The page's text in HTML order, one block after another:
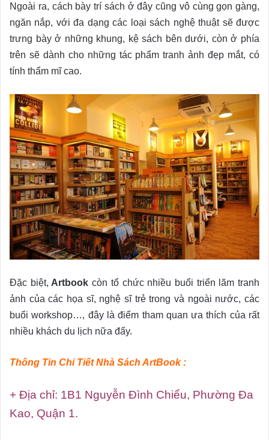
Ngoài ra, cách bày trí sách ở đây cũng vô cùng gọn gàng,
ngăn nắp, với đa dạng các loại sách nghệ thuật sẽ được
trưng bày ở những khung, kệ sách bên dưới, còn ở phía
trên sẽ dành cho những tác phẩm tranh ảnh đẹp mắt, có
tính thẩm mĩ cao.
Đặc biệt, Artbook còn tổ chức nhiều buổi triển lãm tranh
ảnh của các họa sĩ, nghệ sĩ trẻ trong và ngoài nước, các
buổi workshop…, đây là điểm tham quan ưa thích của rất
nhiều khách du lịch nữa đấy.
Thông Tin Chi Tiết Nhà Sách ArtBook :
+ Địa chỉ: 1B1 Nguyễn Đình Chiểu, Phường Đa
Kao, Quận 1.